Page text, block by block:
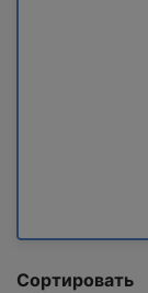
Сортировать